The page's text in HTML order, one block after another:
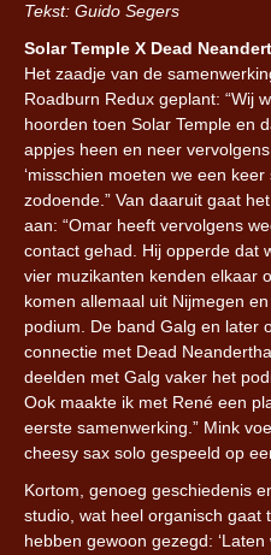
Tekst: Guido Segers
Solar Temple X Dead
Het zaadje van de
Roadburn Redux geplant: “Wij
hoorden toen Solar Temple en
appjes heen en neer
‘misschien moeten we een keer
zodoende.” Van daaruit gaat
aan: “Omar heeft vervolgens
contact gehad. Hij opperde dat
vier muzikanten kenden elkaar
komen allemaal uit Nijmegen
podium. De band Galg en later
connectie met Dead
deelden met Galg vaker het
Ook maakte ik met René een
eerste samenwerking.” Mink
cheesy sax solo gespeeld op
Kortom, genoeg geschiedenis
studio, wat heel organisch gaat
hebben gewoon gezegd: